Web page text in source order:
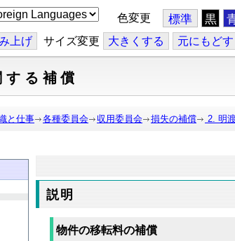
色変更 標準 黒
上げ サイズ変更 大きくする 元にもどす
る補償
と仕事 各種委員会 収用委員会 損失の補償 2. 明
説明
物件の移転料の補償